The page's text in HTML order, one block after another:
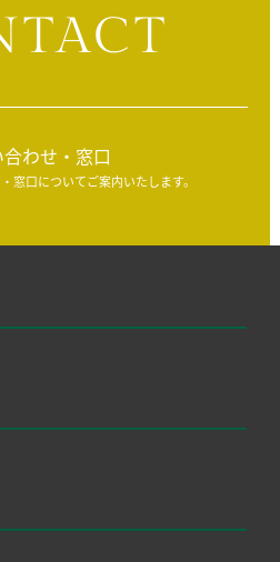
わせ・窓口
窓口についてご案内いたします。